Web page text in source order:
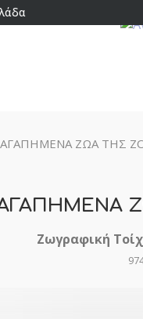
ΑΓΑΠΗΜΕΝΑ ΖΩΑ ΤΗΣ
Ζωγραφική